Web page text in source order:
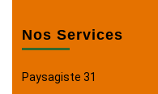
Nos Services
Paysagiste 31